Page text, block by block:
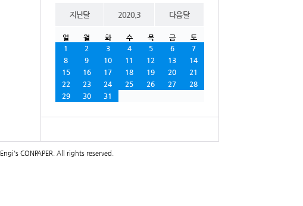
지난달 2020.3 다음달
일 월 화 수 목 금
토
1
2 3 4 5 6
7
8
9 10 11 12 13
14
15
16 17 18 19 20
21
22
23 24 25 26 27
28
29
30 31
Engi's CONPAPER . All rights reserved.